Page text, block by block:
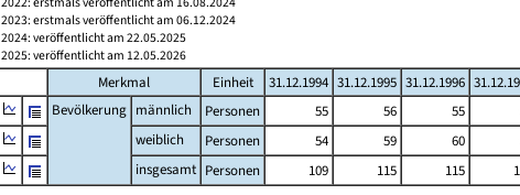
2023: erstmals veröffentlicht am 06.12.2024
2024: veröffentlicht am 22.05.2025
2025: veröffentlicht am 12.05.2026
Merkmal Einheit 31.12.1994 31.12.1995 31.12.1996
Bevölkerung männlich Personen 55 56 55
weiblich
Personen 54 59 60
insgesamt Personen 109 115 115